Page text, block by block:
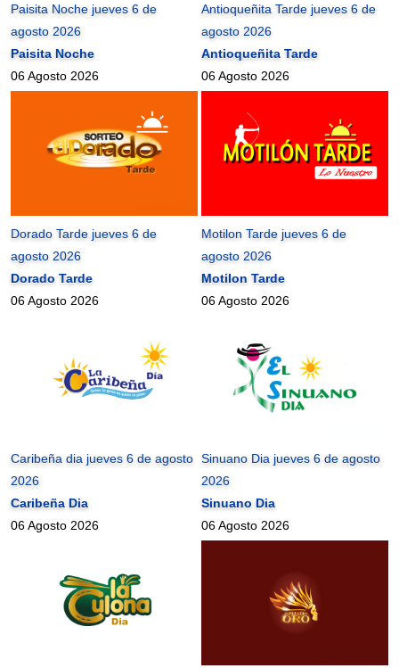
Paisita Noche jueves 6 de
agosto 2026
Paisita Noche
06 Agosto 2026
Antioqueñita Tarde jueves 6 de
agosto 2026
Antioqueñita Tarde
06 Agosto 2026
Dorado Tarde jueves 6 de
agosto 2026
Dorado Tarde
06 Agosto 2026
Motilon Tarde jueves 6 de
agosto 2026
Motilon Tarde
06 Agosto 2026
Caribeña dia jueves 6 de agosto
2026
Caribeña Dia
06 Agosto 2026
Sinuano Dia jueves 6 de agosto
2026
Sinuano Dia
06 Agosto 2026